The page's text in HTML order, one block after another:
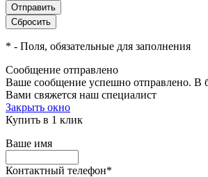
* - Поля, обязательные для заполнения
Сообщение отправлено
Ваше сообщение успешно отправлено. В
Вами свяжется наш специалист
Закрыть окно
Купить в 1 клик
Ваше имя
Контактный телефон*